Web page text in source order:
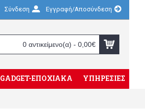
Σύνδεση Εγγραφή/Αποσύνδεση
0 αντικείμενο(α) - 0,00€
GADGET-ΕΠΟΧΙΑΚΑ ΥΠΗΡΕΣΙΕΣ